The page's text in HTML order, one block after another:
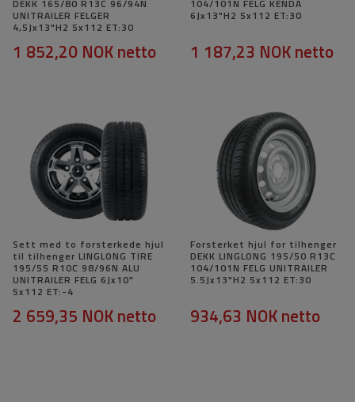
DEKK 165/80 R13C 96/94N
UNITRAILER FELGER
4,5Jx13"H2 5x112 ET:30
1 852,20 NOKnetto
104/101N FELG KENDA
6Jx13"H2 5x112 ET:30
1 187,23 NOKnetto
Sett med to forsterkede hjul
til tilhenger LINGLONG TIRE
195/55 R10C 98/96N ALU
UNITRAILER FELG 6Jx10"
5x112 ET:-4
2 659,35 NOKnetto
Forsterket hjul for tilhenger
DEKK LINGLONG 195/50 R13C
104/101N FELG UNITRAILER
5.5Jx13"H2 5x112 ET:30
934,63 NOKnetto